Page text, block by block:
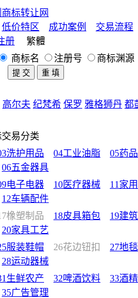
低价特区 成功案例
交易流程
册
繁體
商标名
注册号 商标渊源
高尔夫 纪梵希 保罗 雅格狮丹 都
花 BOSS
风 法国 意大利 美国 日本
西班牙
子 公鸡
交易分类
洗护用品 04工业油脂
05药品
06五金器具
电子电器 10医疗器械
11家用
12车辆配件
橡塑制品 18皮具箱包
19建筑
20家具工艺
服装鞋帽 26花边钮扣
27地毯
28运动器械
生鲜农产 32啤酒饮料
33酒精
35广告管理